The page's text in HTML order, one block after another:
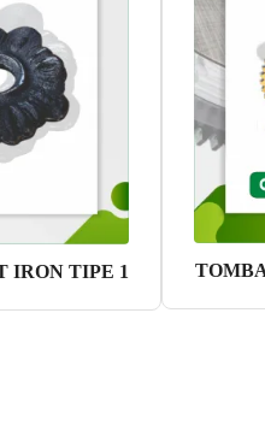
IRON TIPE 1